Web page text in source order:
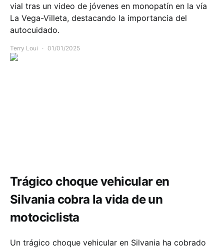
vial tras un video de jóvenes en monopatín en la vía
La Vega-Villeta, destacando la importancia del
autocuidado.
Terry Loui 01/01/2025
Trágico choque vehicular en
Silvania cobra la vida de un
motociclista
Un trágico choque vehicular en Silvania ha cobrado